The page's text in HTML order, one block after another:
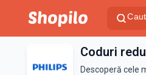
Coduri
Descoperă cele